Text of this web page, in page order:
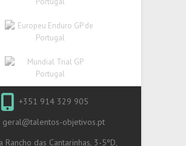
+351 914 329 905
geral@talentos-objetivos.pt
Rancho das Cantarinhas, 3-5ºD,